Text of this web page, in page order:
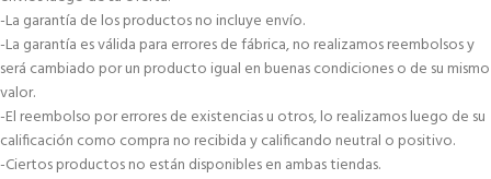
-La garantía de los productos no incluye envío.
-La garantía es válida para errores de fábrica, no realizamos reembolsos y
será cambiado por un producto igual en buenas condiciones o de su mismo
valor.
-El reembolso por errores de existencias u otros, lo realizamos luego de su
calificación como compra no recibida y calificando neutral o positivo.
-Ciertos productos no están disponibles en ambas tiendas.